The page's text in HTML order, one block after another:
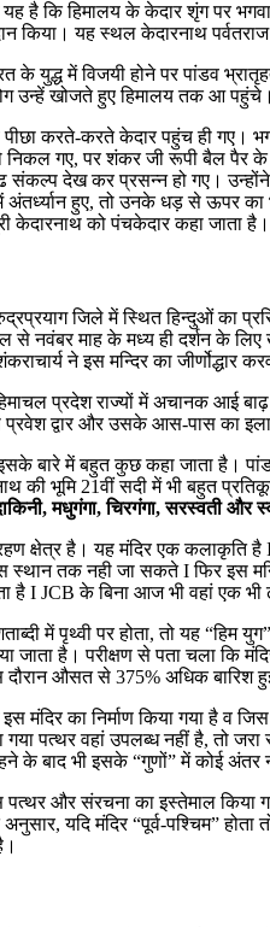
में यह है कि हिमालय के केदार शृंग
किया। यह स्थल केदारनाथ
के युद्ध में विजयी होने पर पांडव
उन्हें खोजते हुए हिमालय तक आ
करते-करते केदार पहुंच ही गए।
निकल गए, पर शंकर जी रूपी बैल पैर
संकल्प देख कर प्रसन्न हो गए।
हुए, तो उनके धड़ से ऊपर
केदारनाथ को पंचकेदार कहा जाता
जिले में स्थित हिन्दुओं का
नवंबर माह के मध्‍य ही दर्शन के लिए
ने इस मन्दिर का जीर्णोद्धार
प्रदेश राज्यों में अचानक आई
प्रवेश द्वार और उसके आस-पास का
बारे में बहुत कुछ कहा जाता है।
की भूमि 21वीं सदी में भी बहुत
मधुगंगा, चिरगंगा, सरस्वती और
क्षेत्र है। यह मंदिर एक कलाकृति है
तक नही जा सकते I फिर इस
है I JCB के बिना आज भी वहां एक
में पृथ्वी पर होता, तो यह
जाता है। परीक्षण से पता चला कि
दौरान औसत से 375% अधिक बारिश
मंदिर का निर्माण किया गया है व
गया पत्थर वहां उपलब्ध नहीं है,
के बाद भी इसके “गुणों” में कोई अंतर
पत्थर और संरचना का इस्तेमाल किया
अनुसार, यदि मंदिर “पूर्व-पश्चिम”